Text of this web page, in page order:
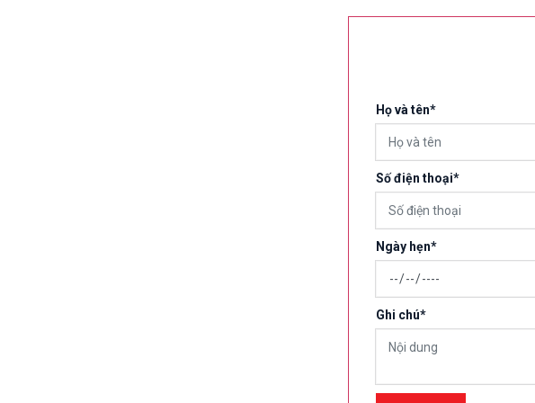
Họ và tên*
Số điện thoại*
Ngày hẹn*
Ghi chú*